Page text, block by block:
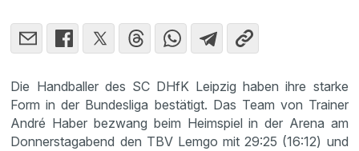
Die Handballer des SC DHfK Leipzig haben ihre starke
Form in der Bundesliga bestätigt. Das Team von Trainer
André Haber bezwang beim Heimspiel in der Arena am
Donnerstagabend den TBV Lemgo mit 29:25 (16:12) und